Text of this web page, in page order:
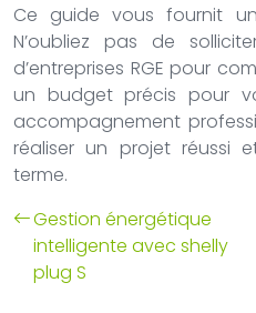
Ce guide vous fournit
N’oubliez pas de
d’entreprises RGE pour
un budget précis pour
accompagnement
réaliser un projet réussi
terme.
Gestion énergétique
intelligente avec shelly
plug S